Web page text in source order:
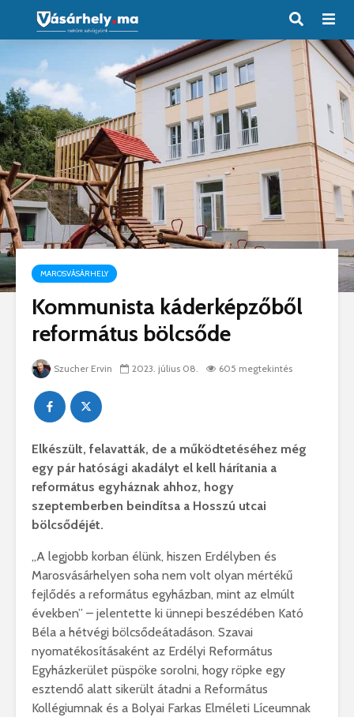
MAROSVÁSÁRHELY
Kommunista káderképzőből
református bölcsőde
Szucher Ervin 2023. július 08. 605 megtekintés
Elkészült, felavatták, de a működtetéséhez még
egy pár hatósági akadályt el kell hárítania a
református egyháznak ahhoz, hogy
szeptemberben beindítsa a Hosszú utcai
bölcsődéjét.
„A legjobb korban élünk, hiszen Erdélyben és
Marosvásárhelyen soha nem volt olyan mértékű
fejlődés a református egyházban, mint az elmúlt
években” – jelentette ki ünnepi beszédében Kató
Béla a hétvégi bölcsődeátadáson. Szavai
nyomatékosításaként az Erdélyi Református
Egyházkerület püspöke sorolni, hogy röpke egy
esztendő alatt sikerült átadni a Református
Kollégiumnak és a Bolyai Farkas Elméleti Líceumnak